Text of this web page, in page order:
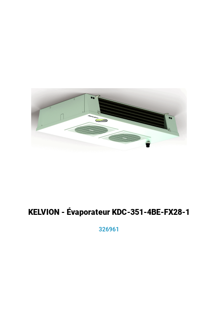
KELVION - Évaporateur KDC-351-4BE-FX28-1
326961